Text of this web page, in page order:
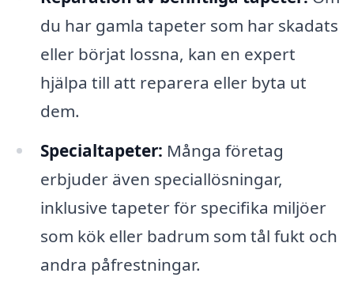
du har gamla tapeter som har skadats
eller börjat lossna, kan en expert
hjälpa till att reparera eller byta ut
dem.
Specialtapeter: Många företag
erbjuder även speciallösningar,
inklusive tapeter för specifika miljöer
som kök eller badrum som tål fukt och
andra påfrestningar.